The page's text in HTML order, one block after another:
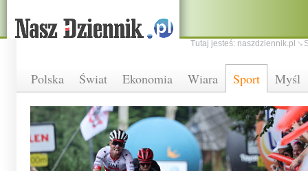
Polska Świat Ekonomia Wiara Sport Myśl
Tutaj jesteś: naszdziennik.pl